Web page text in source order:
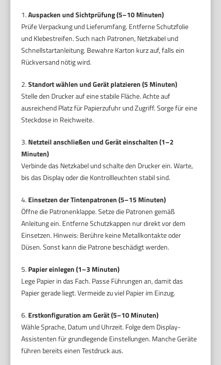
1.Auspacken und Sichtprüfung (5–10 Minuten)
Prüfe Verpackung und Lieferumfang. Entferne Schutzfolie
und Klebestreifen. Such nach Patronen, Netzkabel und
Schnellstartanleitung. Bewahre Karton kurz auf, falls ein
Rückversand nötig wird.
2.Standort wählen und Gerät platzieren (5 Minuten)
Stelle den Drucker auf eine stabile Fläche. Achte auf
ausreichend Platz für Papierzufuhr und Zugriff. Sorge für eine
Steckdose in Reichweite.
3. Netzteil anschließen und Gerät einschalten (1–2
Minuten)
Verbinde das Netzkabel und schalte den Drucker ein. Warte,
bis das Display oder die Kontrollleuchten stabil sind.
4. Einsetzen der Tintenpatronen (5–15 Minuten)
Öffne die Patronenklappe. Setze die Patronen gemäß
Anleitung ein. Entferne Schutzkappen nur direkt vor dem
Einsetzen. Hinweis: Berühre keine Metallkontakte oder
Düsen. Sonst kann die Patrone beschädigt werden.
5. Papier einlegen (1–3 Minuten)
Lege Papier in das Fach. Passe Führungen an, damit das
Papier gerade liegt. Vermeide zu viel Papier im Einzug.
6. Erstkonfiguration am Gerät (5–10 Minuten)
Wähle Sprache, Datum und Uhrzeit. Folge dem Display-
Assistenten für grundlegende Einstellungen. Manche Geräte
führen bereits einen Testdruck aus.